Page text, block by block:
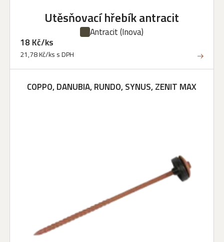
Utěsňovací hřebík antracit
Antracit(Inova)
18 Kč/ks
21,78 Kč/ks s DPH
COPPO, DANUBIA, RUNDO, SYNUS, ZENIT MAX